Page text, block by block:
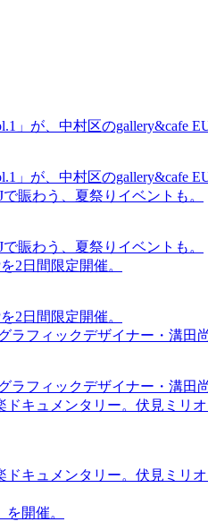
が、中村区のgallery&cafe
が、中村区のgallery&cafe
賑わう、夏祭りイベントも。
賑わう、夏祭りイベントも。
2日間限定開催。
2日間限定開催。
フィックデザイナー・溝田尚
フィックデザイナー・溝田尚
キュメンタリー。伏見ミリ
キュメンタリー。伏見ミリ
開催。